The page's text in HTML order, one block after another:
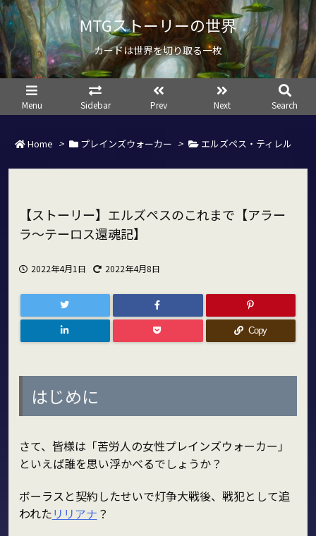
MTGストーリーの世界
カードは世界を切り取る一枚
Menu Sidebar Prev Next Search
Home > プレインズウォーカー > エルズペス・ティレル
【ストーリー】エルズペスのこれまで【アラー
ラ～テーロス還魂記】
2022年4月1日 2022年4月8日
Copy
はじめに
さて、皆様は「苦労人の女性プレインズウォーカー」
といえば誰を思い浮かべるでしょうか？
ボーラスと契約したせいで灯争大戦後、戦犯として追
われたリリアナ ？